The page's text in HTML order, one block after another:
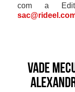
com a
Vade